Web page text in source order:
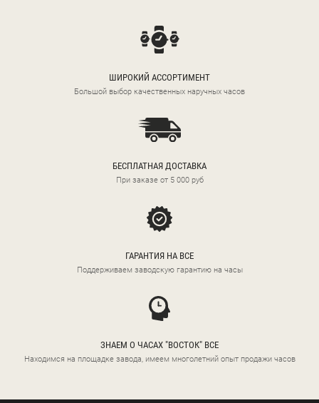
ШИРОКИЙ АССОРТИМЕНТ
Большой выбор качественных наручных часов
БЕСПЛАТНАЯ ДОСТАВКА
При заказе от 5 000 руб
ГАРАНТИЯ НА ВСЕ
Поддерживаем заводскую гарантию на часы
ЗНАЕМ О ЧАСАХ "ВОСТОК" ВСЕ
Находимся на площадке завода, имеем многолетний опыт продажи часов